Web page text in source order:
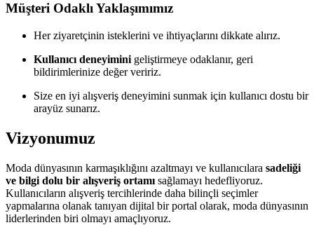
Müşteri Odaklı Yaklaşımımız
Her ziyaretçinin isteklerini ve ihtiyaçlarını dikkate alırız.
Kullanıcı deneyimini geliştirmeye odaklanır, geri
bildirimlerinize değer veririz.
Size en iyi alışveriş deneyimini sunmak için kullanıcı dostu bir
arayüz sunarız.
Vizyonumuz
Moda dünyasının karmaşıklığını azaltmayı ve kullanıcılara sadeliği
ve bilgi dolu bir alışveriş ortamı sağlamayı hedefliyoruz.
Kullanıcıların alışveriş tercihlerinde daha bilinçli seçimler
yapmalarına olanak tanıyan dijital bir portal olarak, moda dünyasının
liderlerinden biri olmayı amaçlıyoruz.